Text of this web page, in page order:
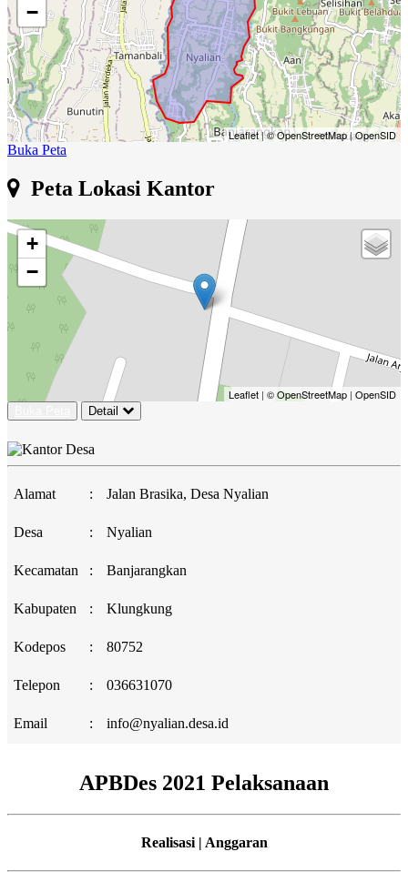
−
Leaflet|© OpenStreetMap|OpenSID
Buka Peta
Peta Lokasi Kantor
+
−
Leaflet | © OpenStreetMap | OpenSID
Detail
Alamat : Jalan Brasika, Desa Nyalian
Desa : Nyalian
Kecamatan : Banjarangkan
Kabupaten : Klungkung
Kodepos : 80752
Telepon : 036631070
Email : info@nyalian.desa.id
APBDes 2021 Pelaksanaan
Realisasi | Anggaran